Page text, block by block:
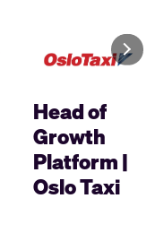
Head of
Growth
Platform |
Oslo Taxi